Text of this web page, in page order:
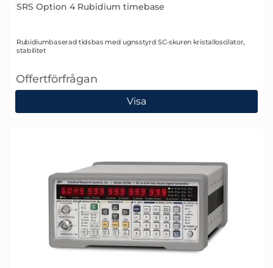
SRS Option 4 Rubidium timebase
Art. nr 1631
Rubidiumbaserad tidsbas med ugnsstyrd SC-skuren kristalloscilator,
stabilitet
Offertförfrågan
, SRS Option 4 Rubidium timebase
Visa